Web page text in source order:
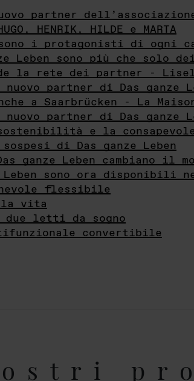
partner
HENRIK, HILDE e MARTA
sono i protagonisti di ogni
Leben sono più che solo
la rete dei partner -
partner di Das ganze
a Saarbrücken - La
partner di Das ganze
e la
di Das ganze Leben
ganze Leben cambiano il
sono ora disponibili
flessibile
la vita
– due letti da sogno
convertibile